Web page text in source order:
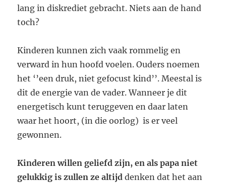
lang in diskrediet gebracht. Niets aan de hand
toch?
Kinderen kunnen zich vaak rommelig en
verward in hun hoofd voelen. Ouders noemen
het ‘’een druk, niet gefocust kind’’. Meestal is
dit de energie van de vader. Wanneer je dit
energetisch kunt teruggeven en daar laten
waar het hoort, (in die oorlog) is er veel
gewonnen.
Kinderen willen geliefd zijn, en als papa niet
gelukkig is zullen ze altijd denken dat het aan